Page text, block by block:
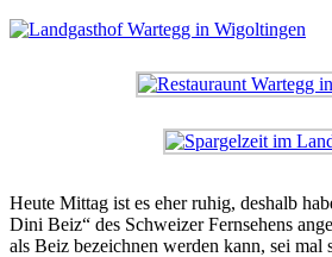
Heute Mittag ist es eher ruhig, deshalb
Dini Beiz“ des Schweizer Fernsehens
als Beiz bezeichnen werden kann, sei